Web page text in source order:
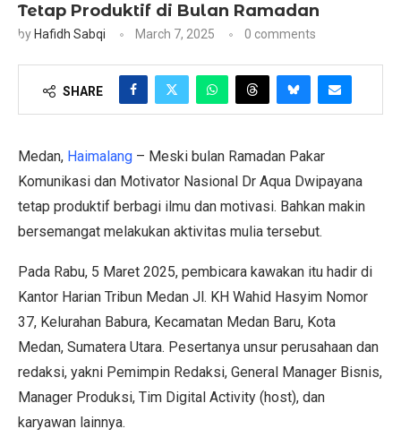
Tetap Produktif di Bulan Ramadan
by Hafidh Sabqi March 7, 2025 0 comments
SHARE
Medan, Haimalang – Meski bulan Ramadan Pakar
Komunikasi dan Motivator Nasional Dr Aqua Dwipayana
tetap produktif berbagi ilmu dan motivasi. Bahkan makin
bersemangat melakukan aktivitas mulia tersebut.
Pada Rabu, 5 Maret 2025, pembicara kawakan itu hadir di
Kantor Harian Tribun Medan Jl. KH Wahid Hasyim Nomor
37, Kelurahan Babura, Kecamatan Medan Baru, Kota
Medan, Sumatera Utara. Pesertanya unsur perusahaan dan
redaksi, yakni Pemimpin Redaksi, General Manager Bisnis,
Manager Produksi, Tim Digital Activity (host), dan
karyawan lainnya.